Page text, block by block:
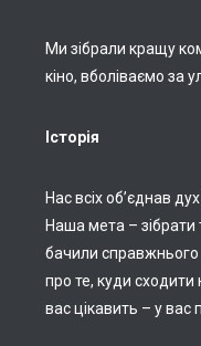
Ми зібрали кращу
кіно, вболіваємо за
Історія
Нас всіх об’єднав
Наша мета – зібрати
бачили справжнього
про те, куди сходити
вас цікавить – у вас